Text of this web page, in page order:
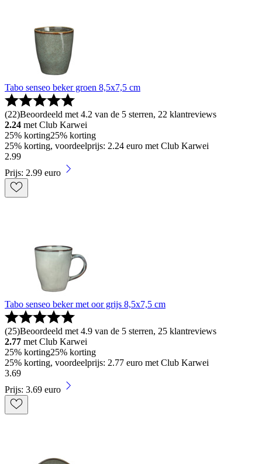
Tabo senseo beker groen 8,5x7,5 cm
(22)Beoordeeld met 4.2 van de 5 sterren, 22 klantreviews
2.24 met Club Karwei
25% korting25% korting
25% korting, voordeelprijs: 2.24 euro met Club Karwei
2.99
Prijs: 2.99 euro
Tabo senseo beker met oor grijs 8,5x7,5 cm
(25)Beoordeeld met 4.9 van de 5 sterren, 25 klantreviews
2.77 met Club Karwei
25% korting25% korting
25% korting, voordeelprijs: 2.77 euro met Club Karwei
3.69
Prijs: 3.69 euro